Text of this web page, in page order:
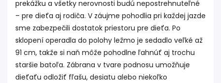
prekážku a všetky nerovnosti budú nepostrehnuteľné
– pre dieťa aj rodiča. V záujme pohodlia pri každej jazde
sme zabezpečili dostatok priestoru pre dieťa. Po
sklopení operadla do polohy ležmo je sedadlo veľké až
91 cm, takže si naň môže pohodlne ľahnúť aj trochu
staršie batoľa. Zábrana v tvare podnosu umožňuje
dieťaťu odložiť fľašu, desiatu alebo niekoľko